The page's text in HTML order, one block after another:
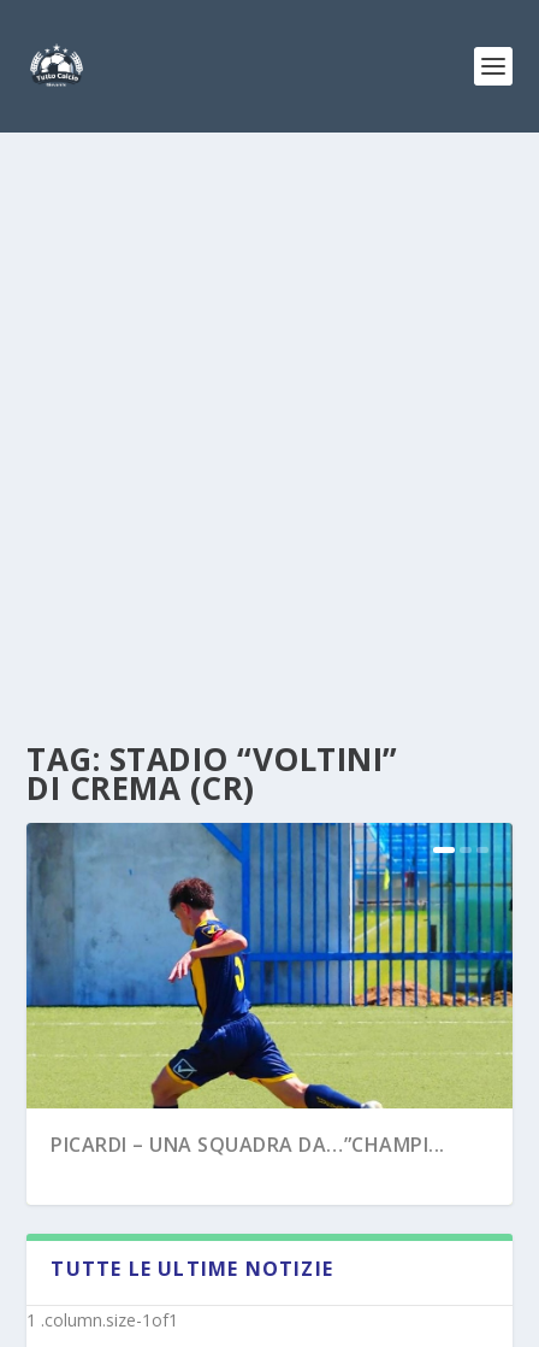
TAG: STADIO “VOLTINI”
DI CREMA (CR)
PICARDI – UNA SQUADRA DA…”CHAMPI...
TUTTE LE ULTIME NOTIZIE